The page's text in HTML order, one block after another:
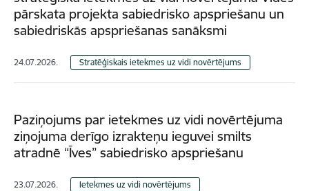
pārskata projekta sabiedrisko apspriešanu un
sabiedriskās apspriešanas sanāksmi
24.07.2026. Stratēģiskais ietekmes uz vidi novērtējums
Paziņojums par ietekmes uz vidi novērtējuma
ziņojuma derīgo izrakteņu ieguvei smilts
atradnē “Īves” sabiedrisko apspriešanu
23.07.2026.
Ietekmes uz vidi novērtējums